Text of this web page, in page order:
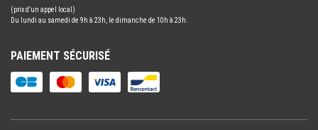
(prix d’un appel local)
Du lundi au samedi de 9h à 23h, le dimanche de 10h à 23h.
PAIEMENT SÉCURISÉ